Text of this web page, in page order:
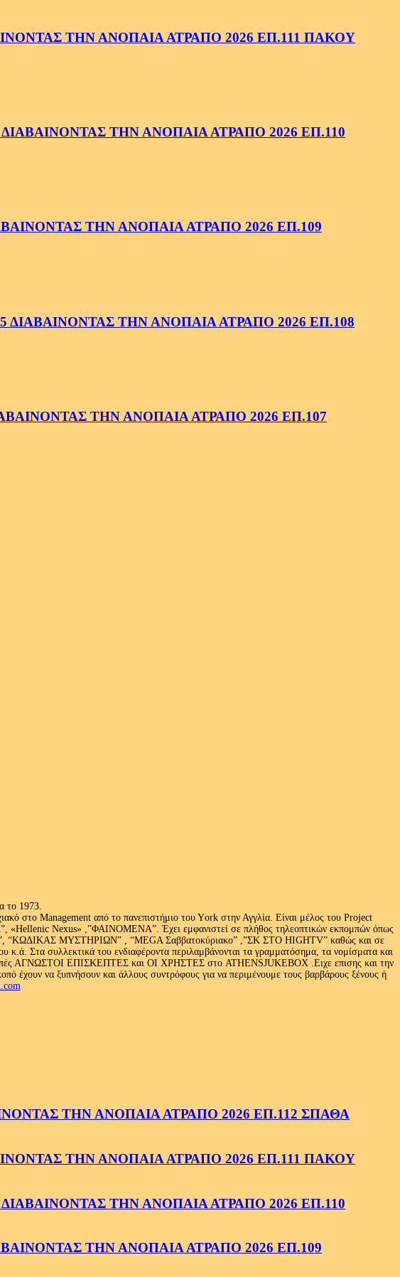
ΤΗΝ ΑΝΟΠΑΙΑ ΑΤΡΑΠΟ 2026 ΕΠ.111 ΠΑΚΟΥ
ΤΗΝ ΑΝΟΠΑΙΑ ΑΤΡΑΠΟ 2026 ΕΠ.110
ΤΗΝ ΑΝΟΠΑΙΑ ΑΤΡΑΠΟ 2026 ΕΠ.109
ΤΗΝ ΑΝΟΠΑΙΑ ΑΤΡΑΠΟ 2026 ΕΠ.108
ΤΗΝ ΑΝΟΠΑΙΑ ΑΤΡΑΠΟ 2026 ΕΠ.107
το 1973.
στο Management από το πανεπιστήμιο του Υork στην Αγγλία. Είναι μέλος του Project
«Hellenic Nexus» ,”ΦΑΙΝΟΜΕΝΑ”. Έχει εμφανιστεί σε πλήθος τηλεοπτικών εκπομπών όπως
ΜΥΣΤΗΡΙΩΝ” , “MEGA Σαββατοκύριακο” ,”ΣΚ ΣΤΟ HIGHTV” καθώς και σε
κ.ά. Στα συλλεκτικά του ενδιαφέροντα περιλαμβάνονται τα γραμματόσημα, τα νομίσματα και
ΑΓΝΩΣΤΟΙ ΕΠΙΣΚΕΠΤΕΣ και ΟΙ ΧΡΗΣΤΕΣ στο ATHENSJUKEBOX .Ειχε επισης και την
να ξυπνήσουν και άλλους συντρόφους για να περιμένουμε τους βαρβάρους ξένους ή
ΤΗΝ ΑΝΟΠΑΙΑ ΑΤΡΑΠΟ 2026 ΕΠ.112 ΣΠΑΘΑ
ΤΗΝ ΑΝΟΠΑΙΑ ΑΤΡΑΠΟ 2026 ΕΠ.111 ΠΑΚΟΥ
ΤΗΝ ΑΝΟΠΑΙΑ ΑΤΡΑΠΟ 2026 ΕΠ.110
ΤΗΝ ΑΝΟΠΑΙΑ ΑΤΡΑΠΟ 2026 ΕΠ.109